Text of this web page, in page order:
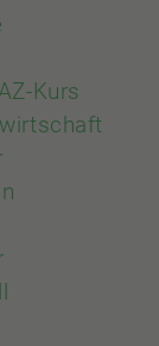
Kurs